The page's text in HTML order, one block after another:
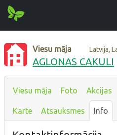
Viesu māja Latvija,
AGLONAS CAKULI
Viesu māja Foto Akcijas
Karte Atsauksmes Info